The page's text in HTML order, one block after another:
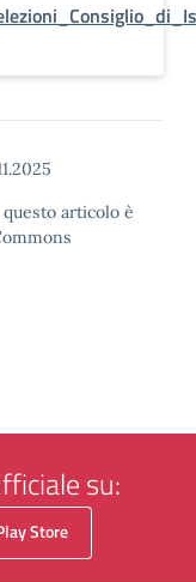
articolo è
su:
Store